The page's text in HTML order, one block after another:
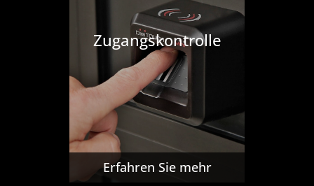
Zugangskontrolle
Erfahren Sie mehr